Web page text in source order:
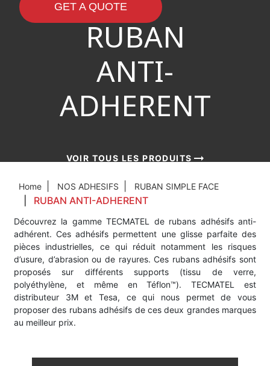
GET A QUOTE
RUBAN
ANTI-
ADHERENT
VOIR TOUS LES PRODUITSarrow_right_alt
VOIR TOUS LES PRODUITSarrow_right_alt
VOIR TOUS LES PRODUITSarrow_right_alt
Home NOS ADHESIFS RUBAN SIMPLE FACE
RUBAN ANTI-ADHERENT
Découvrez la gamme TECMATEL de rubans adhésifs anti-
adhérent. Ces adhésifs permettent une glisse parfaite des
pièces industrielles, ce qui réduit notamment les risques
d’usure, d’abrasion ou de rayures. Ces rubans adhésifs sont
proposés sur différents supports (tissu de verre,
polyéthylène, et même en Téflon™). TECMATEL est
distributeur 3M et Tesa, ce qui nous permet de vous
proposer des rubans adhésifs de ces deux grandes marques
au meilleur prix.